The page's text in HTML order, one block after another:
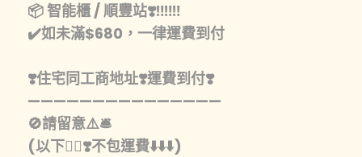
📦 智能櫃 / 順豐站❣️‼️‼️‼️
✔️如未滿$680，一律運費到付
❣️住宅同工商地址❣️運費到付❣️
———————————————
🚫請留意⚠️🛎️
(以下👇🏾❣️不包運費⬇️⬇️⬇️)